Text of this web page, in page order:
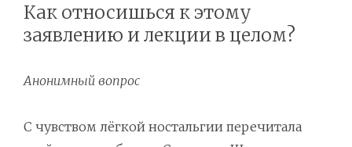
Как относишься к этому
заявлению и лекции в целом?
Анонимный вопрос
С чувством лёгкой ностальгии перечитала